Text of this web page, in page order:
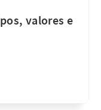
valores e